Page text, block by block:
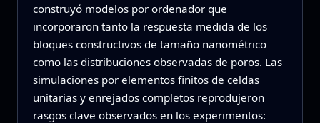
construyó modelos por ordenador que
incorporaron tanto la respuesta medida de los
bloques constructivos de tamaño nanométrico
como las distribuciones observadas de poros. Las
simulaciones por elementos finitos de celdas
unitarias y enrejados completos reprodujeron
rasgos clave observados en los experimentos: